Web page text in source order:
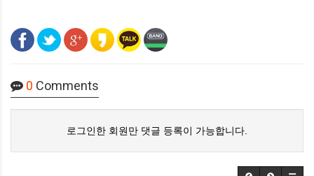
0 Comments
로그인한 회원만 댓글 등록이 가능합니다.